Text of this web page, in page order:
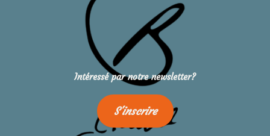
Intéressé par notre newsletter?
S'inscrire